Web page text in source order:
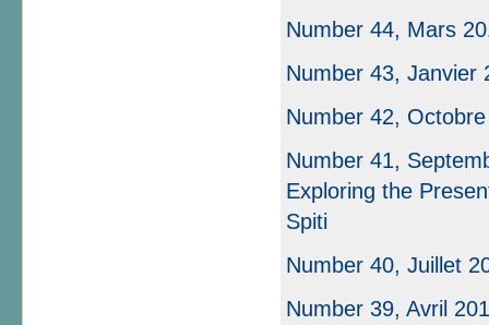
Number 44, Mars
Number 43,
Number 42,
Number 41,
Exploring the
Spiti
Number 40, Juillet
Number 39, Avril